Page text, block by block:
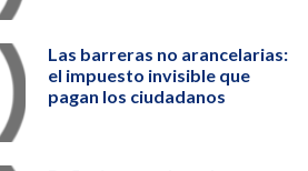
Las barreras no arancelarias:
el impuesto invisible que
pagan los ciudadanos